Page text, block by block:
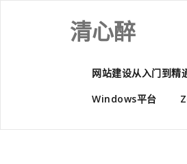
清心醉
网站建设从入门到精
Windows平台